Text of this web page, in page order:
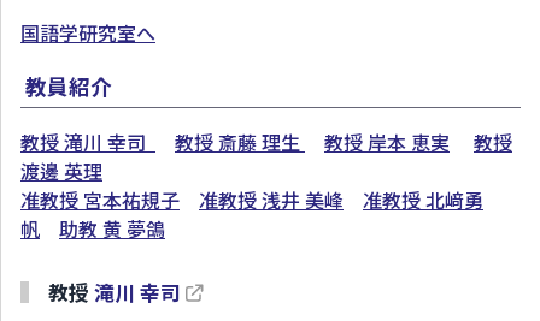
国語学研究室へ
教員紹介
教授 滝川 幸司 教授 斎藤 理生 教授 岸本 恵実
教授
渡邊 英理
准教授 宮本祐規子
准教授 浅井 美峰
准教授 北﨑勇
帆
助教 黄 夢鴿
教授 滝川 幸司